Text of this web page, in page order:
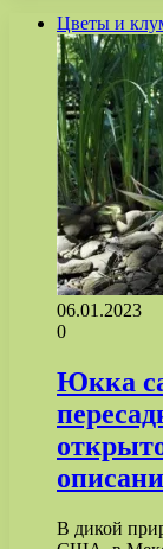
Цветы и
06.01.2023
0
Юкка
В дикой